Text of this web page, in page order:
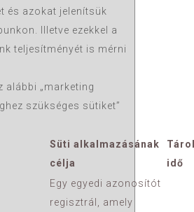
és azokat jelenítsük
Illetve ezekkel a
teljesítményét is mérni
alábbi „marketing
szükséges sütiket”
Süti alkalmazásának
célja
idő
Egy egyedi azonosítót
regisztrál, amely